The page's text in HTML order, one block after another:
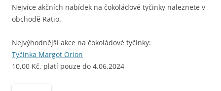
Nejvíce akčních nabídek na čokoládové tyčinky naleznete v
obchodě Ratio.
Nejvýhodnější akce na čokoládové tyčinky:
Tyčinka Margot Orion
10,00 Kč, platí pouze do 4.06.2024